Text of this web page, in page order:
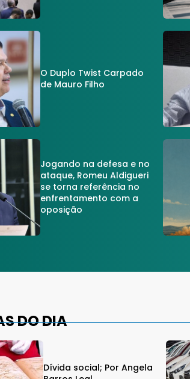
O Duplo Twist Carpado
de Mauro Filho
Jogando na defesa e no
ataque, Romeu Aldigueri
se torna referência no
enfrentamento com a
oposição
DO DIA
Dívida social; Por Angela